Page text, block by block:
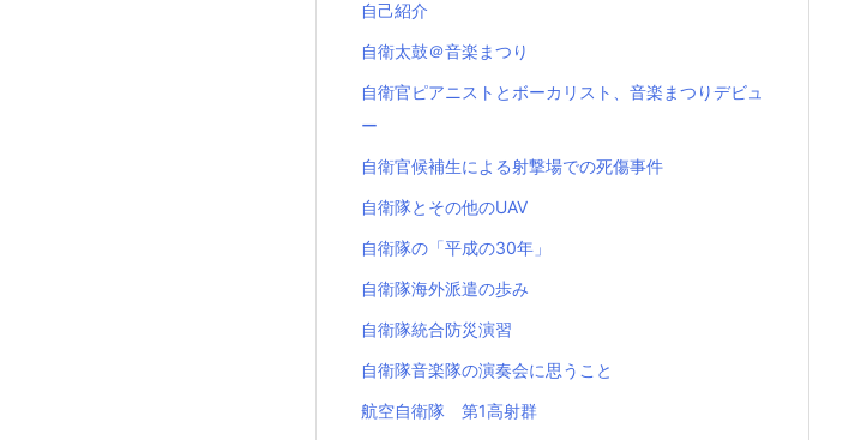
自己紹介
自衛太鼓＠音楽まつり
自衛官ピアニストとボーカリスト、音楽まつりデビュ
ー
自衛官候補生による射撃場での死傷事件
自衛隊とその他のUAV
自衛隊の「平成の30年」
自衛隊海外派遣の歩み
自衛隊統合防災演習
自衛隊音楽隊の演奏会に思うこと
航空自衛隊 第1高射群